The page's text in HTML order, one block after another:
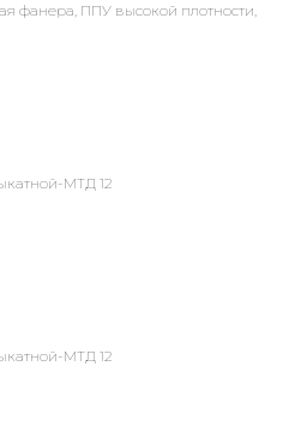
фанера, ППУ высокой плотности,
МТД 12
МТД 12